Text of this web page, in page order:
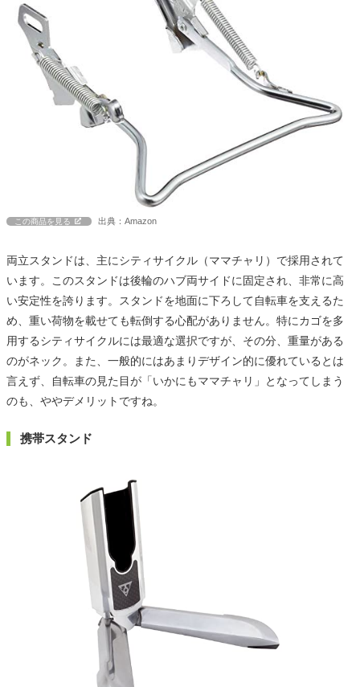
この商品を見る 出典：Amazon
両立スタンドは、主にシティサイクル（ママチャリ）で採用されて
います。このスタンドは後輪のハブ両サイドに固定され、非常に高
い安定性を誇ります。スタンドを地面に下ろして自転車を支えるた
め、重い荷物を載せても転倒する心配がありません。特にカゴを多
用するシティサイクルには最適な選択ですが、その分、重量がある
のがネック。また、一般的にはあまりデザイン的に優れているとは
言えず、自転車の見た目が「いかにもママチャリ」となってしまう
のも、ややデメリットですね。
携帯スタンド